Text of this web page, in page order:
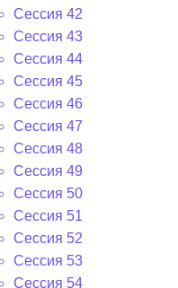
Сессия 42
Сессия 43
Сессия 44
Сессия 45
Сессия 46
Сессия 47
Сессия 48
Сессия 49
Сессия 50
Сессия 51
Сессия 52
Сессия 53
Сессия 54